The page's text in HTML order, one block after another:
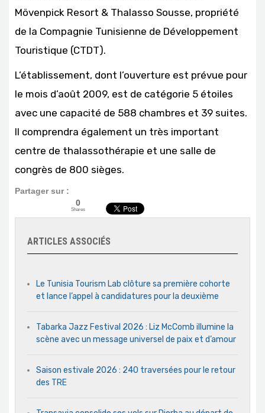
Mövenpick Resort & Thalasso Sousse, propriété
de la Compagnie Tunisienne de Développement
Touristique (CTDT).
L’établissement, dont l’ouverture est prévue pour
le mois d’août 2009, est de catégorie 5 étoiles
avec une capacité de 588 chambres et 39 suites.
Il comprendra également un très important
centre de thalassothérapie et une salle de
congrès de 800 sièges.
Partager sur :
0
Shares
ARTICLES ASSOCIÉS
Le Tunisia Tourism Lab clôture sa première cohorte
et lance l’appel à candidatures pour la deuxième
Tabarka Jazz Festival 2026 : Liz McComb illumine la
scène avec un message universel de paix et d’amour
Saison estivale 2026 : 240 traversées pour le retour
des TRE